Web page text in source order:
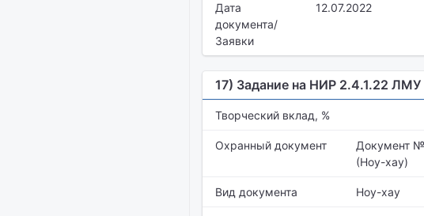
Дата
документа/
Заявки
12.07.2022
17) Задание на НИР 2.4.1.22 ЛМУ
Творческий вклад, %
Охранный документ
Документ №
(Ноу-хау)
Вид документа Ноу-хау